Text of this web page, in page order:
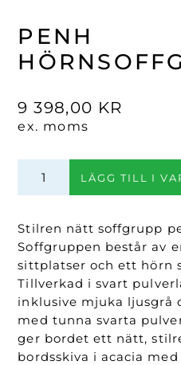
PENH
Stilren nätt soffgrupp
Soffgruppen består av
sittplatser och ett hörn
Tillverkad i svart
inklusive mjuka ljusgrå
med tunna svarta
ger bordet ett nätt,
bordsskiva i acacia
9 398,00 KR
ex. moms
Hörnsoffgrupp
LÄGG TILL I